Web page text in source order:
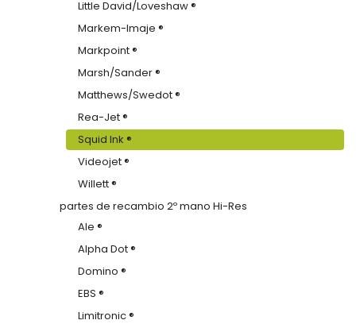
Little David/Loveshaw ®
Markem-Imaje ®
Markpoint ®
Marsh/Sander ®
Matthews/Swedot ®
Rea-Jet ®
Squid Ink ®
Videojet ®
Willett ®
partes de recambio 2º mano Hi-Res
Ale ®
Alpha Dot ®
Domino ®
EBS ®
Limitronic ®